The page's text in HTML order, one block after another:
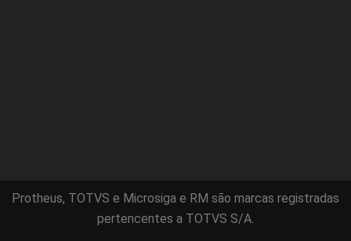
Protheus, TOTVS e Microsiga e RM são marcas registradas
pertencentes a TOTVS S/A.